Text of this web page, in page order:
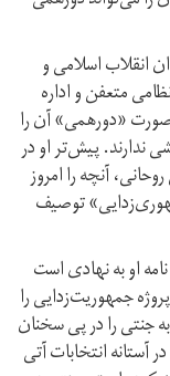
انقلاب اسلامی و
متعفن و اداره
«دورهمی» آن را
ندارند. پیش‌تر او در
حسن روحانی، آنچه را امروز
توصیف
او به نهادی است
جمهوریت‌زدایی را
جنتی را در پی سخنان
انتخابات آتی